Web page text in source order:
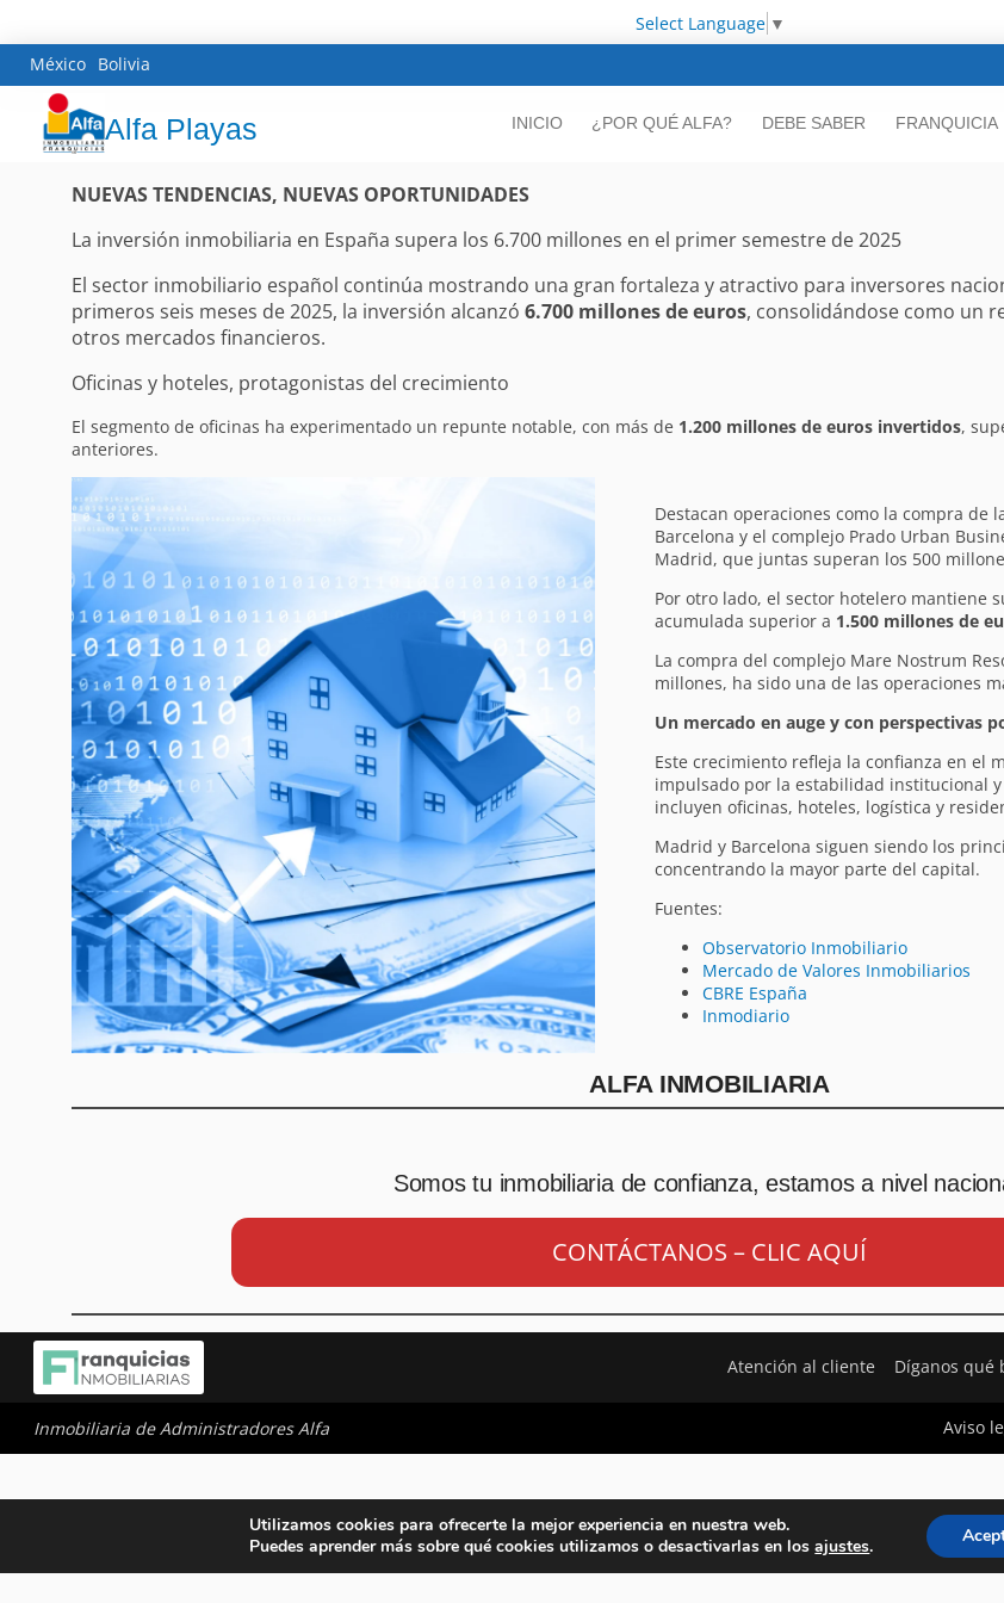
Select Language ▼
México Bolivia
Alfa Playas INICIO ¿POR QUÉ ALFA? DEBE SABER FRANQUICIA
NUEVAS TENDENCIAS, NUEVAS OPORTUNIDADES
La inversión inmobiliaria en España supera los 6.700 millones en el primer semestre de 2025
El sector inmobiliario español continúa mostrando una gran fortaleza y atractivo para inversores
primeros seis meses de 2025, la inversión alcanzó 6.700 millones de euros, consolidándose como un
otros mercados financieros.
Oficinas y hoteles, protagonistas del crecimiento
El segmento de oficinas ha experimentado un repunte notable, con más de 1.200 millones de euros invertidos,
anteriores.
Destacan operaciones como la compra de
Barcelona y el complejo Prado Urban
Madrid, que juntas superan los 500
Por otro lado, el sector hotelero mantiene
acumulada superior a 1.500 millones de
La compra del complejo Mare Nostrum
millones, ha sido una de las operaciones
Un mercado en auge y con perspectivas
Este crecimiento refleja la confianza en el
impulsado por la estabilidad institucional
incluyen oficinas, hoteles, logística y
Madrid y Barcelona siguen siendo los
concentrando la mayor parte del capital.
Fuentes:
Observatorio Inmobiliario
Mercado de Valores Inmobiliarios
CBRE España
Inmodiario
ALFA INMOBILIARIA
Somos tu inmobiliaria de confianza, estamos a nivel
CONTÁCTANOS – CLIC AQUÍ
Atención al cliente Díganos qué
Inmobiliaria de Administradores Alfa Aviso
Utilizamos cookies para ofrecerte la mejor experiencia en nuestra web.
Puedes aprender más sobre qué cookies utilizamos o desactivarlas en losajustes.